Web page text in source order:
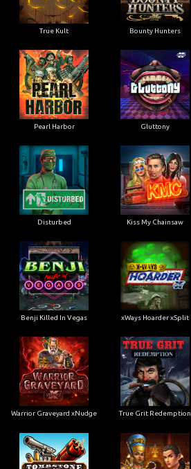
True Kult Bounty Hunters
Pearl Harbor Gluttony
Disturbed Kiss My Chainsaw
Benji Killed In Vegas xWays Hoarder xSplit
Warrior Graveyard xNudge True Grit Redemption